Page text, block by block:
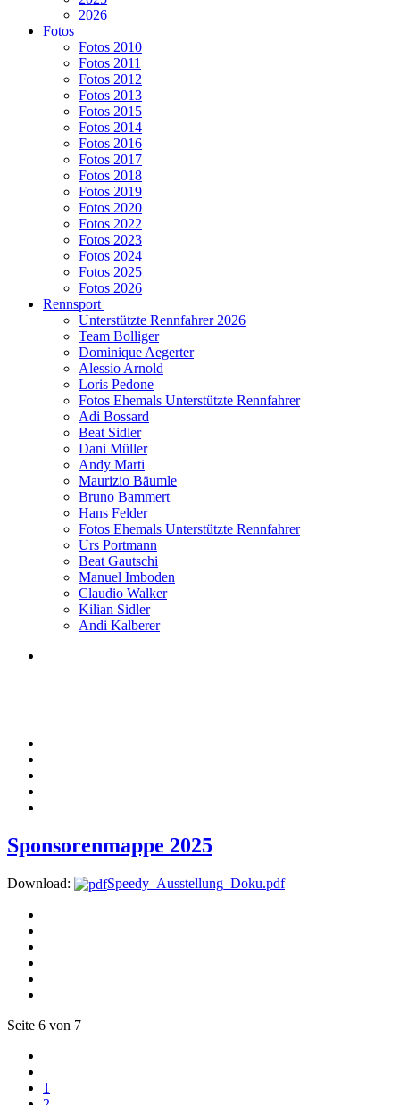
2026
Fotos
Fotos 2010
Fotos 2011
Fotos 2012
Fotos 2013
Fotos 2015
Fotos 2014
Fotos 2016
Fotos 2017
Fotos 2018
Fotos 2019
Fotos 2020
Fotos 2022
Fotos 2023
Fotos 2024
Fotos 2025
Fotos 2026
Rennsport
Unterstützte Rennfahrer 2026
Team Bolliger
Dominique Aegerter
Alessio Arnold
Loris Pedone
Fotos Ehemals Unterstützte Rennfahrer
Adi Bossard
Beat Sidler
Dani Müller
Andy Marti
Maurizio Bäumle
Bruno Bammert
Hans Felder
Fotos Ehemals Unterstützte Rennfahrer
Urs Portmann
Beat Gautschi
Manuel Imboden
Claudio Walker
Kilian Sidler
Andi Kalberer
Sponsorenmappe 2025
Download: Speedy_Ausstellung_Doku.pdf
Seite 6 von 7
1